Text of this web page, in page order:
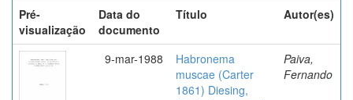
Pré-
visualização
Data do
documento
Título Autor(es)
9-mar-1988
Habronema
muscae (Carter
1861) Diesing,
Paiva,
Fernando